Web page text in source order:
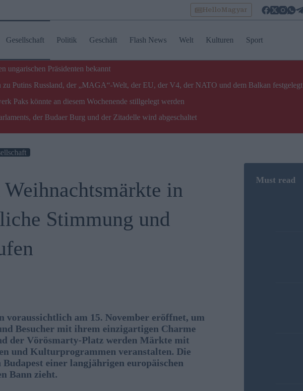
HelloMagyar
Gesellschaft Politik Geschäft Flash News Welt Kulturen Sport
ungarischen Präsidenten bekannt
Putins Russland, der „MAGA“-Welt, der EU, der V4, der NATO und dem Balkan festgelegt
Paks könnte an diesem Wochenende stillgelegt werden
der Budaer Burg und der Zitadelle wird abgeschaltet
in
Stimmung und
voraussichtlich am 15. November eröffnet, um
Besucher mit ihrem einzigartigen Charme
der Vörösmarty-Platz werden Märkte mit
und Kulturprogrammen veranstalten. Die
einer langjährigen europäischen
Bann zieht.